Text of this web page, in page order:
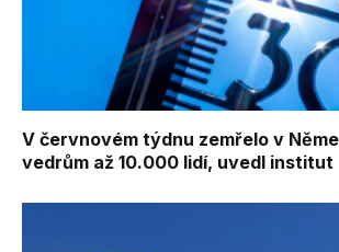
V červnovém týdnu zemřelo v
vedrům až 10.000 lidí, uvedl institut